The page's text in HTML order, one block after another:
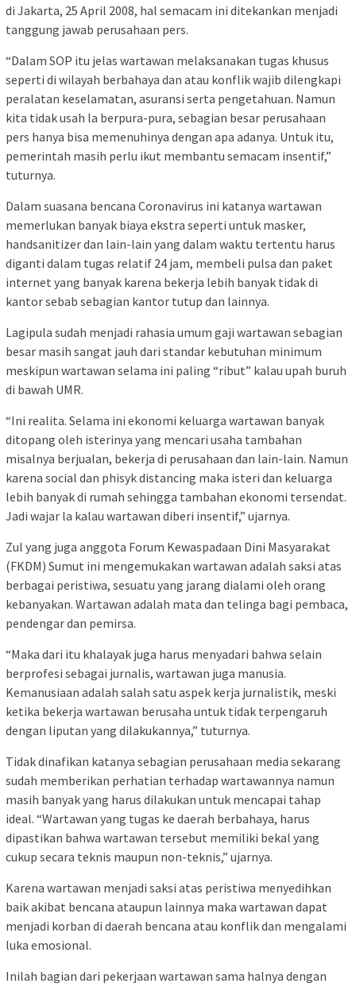
di Jakarta, 25 April 2008, hal semacam ini ditekankan menjadi
tanggung jawab perusahaan pers.
“Dalam SOP itu jelas wartawan melaksanakan tugas khusus
seperti di wilayah berbahaya dan atau konflik wajib dilengkapi
peralatan keselamatan, asuransi serta pengetahuan. Namun
kita tidak usah la berpura-pura, sebagian besar perusahaan
pers hanya bisa memenuhinya dengan apa adanya. Untuk itu,
pemerintah masih perlu ikut membantu semacam insentif,”
tuturnya.
Dalam suasana bencana Coronavirus ini katanya wartawan
memerlukan banyak biaya ekstra seperti untuk masker,
handsanitizer dan lain-lain yang dalam waktu tertentu harus
diganti dalam tugas relatif 24 jam, membeli pulsa dan paket
internet yang banyak karena bekerja lebih banyak tidak di
kantor sebab sebagian kantor tutup dan lainnya.
Lagipula sudah menjadi rahasia umum gaji wartawan sebagian
besar masih sangat jauh dari standar kebutuhan minimum
meskipun wartawan selama ini paling “ribut” kalau upah buruh
di bawah UMR.
“Ini realita. Selama ini ekonomi keluarga wartawan banyak
ditopang oleh isterinya yang mencari usaha tambahan
misalnya berjualan, bekerja di perusahaan dan lain-lain. Namun
karena social dan phisyk distancing maka isteri dan keluarga
lebih banyak di rumah sehingga tambahan ekonomi tersendat.
Jadi wajar la kalau wartawan diberi insentif,” ujarnya.
Zul yang juga anggota Forum Kewaspadaan Dini Masyarakat
(FKDM) Sumut ini mengemukakan wartawan adalah saksi atas
berbagai peristiwa, sesuatu yang jarang dialami oleh orang
kebanyakan. Wartawan adalah mata dan telinga bagi pembaca,
pendengar dan pemirsa.
“Maka dari itu khalayak juga harus menyadari bahwa selain
berprofesi sebagai jurnalis, wartawan juga manusia.
Kemanusiaan adalah salah satu aspek kerja jurnalistik, meski
ketika bekerja wartawan berusaha untuk tidak terpengaruh
dengan liputan yang dilakukannya,” tuturnya.
Tidak dinafikan katanya sebagian perusahaan media sekarang
sudah memberikan perhatian terhadap wartawannya namun
masih banyak yang harus dilakukan untuk mencapai tahap
ideal. “Wartawan yang tugas ke daerah berbahaya, harus
dipastikan bahwa wartawan tersebut memiliki bekal yang
cukup secara teknis maupun non-teknis,” ujarnya.
Karena wartawan menjadi saksi atas peristiwa menyedihkan
baik akibat bencana ataupun lainnya maka wartawan dapat
menjadi korban di daerah bencana atau konflik dan mengalami
luka emosional.
Inilah bagian dari pekerjaan wartawan sama halnya dengan